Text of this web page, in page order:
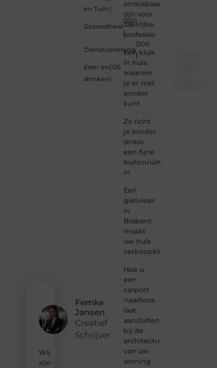
Femke
Jansen
Creatief
Schrijver
Wij
zijn
en Tuin )
Gezondheid
(200
)
Dienstverlening
(200
)
Eten en
drinken
(126
)
onmisbaar
zijn voor
zakelijke
professio
Een kluis
in huis:
waarom
je er niet
zonder
kunt
Zo richt
je zonder
stress
een fijne
buitenruimte
in
Een
gietvloer
in
Brabant
maakt
uw huis
verkoopklaar
Hoe u
een
carport
naadloos
laat
aansluiten
bij de
architectuur
van uw
woning